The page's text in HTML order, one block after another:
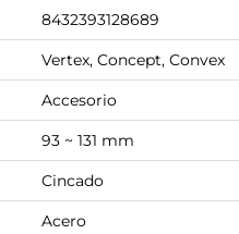
8432393128689
Vertex, Concept, Convex
Accesorio
93 ~ 131 mm
Cincado
Acero